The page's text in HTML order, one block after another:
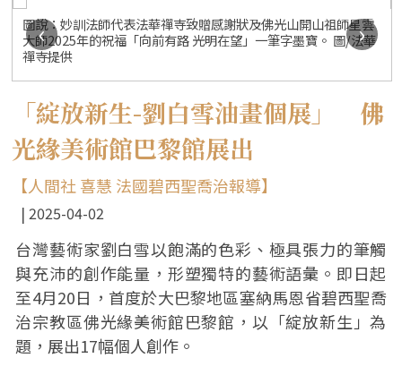
圖說：妙訓法師代表法華禪寺致贈感謝狀及佛光山開山祖師星雲
大師2025年的祝福「向前有路 光明在望」一筆字墨寶。 圖/法華
禪寺提供
‹ ›
「綻放新生-劉白雪油畫個展」 佛
光緣美術館巴黎館展出
【人間社 喜慧 法國碧西聖喬治報導】
2025-04-02
台灣藝術家劉白雪以飽滿的色彩、極具張力的筆觸
與充沛的創作能量，形塑獨特的藝術語彙。即日起
至4月20日，首度於大巴黎地區塞納馬恩省碧西聖喬
治宗教區佛光緣美術館巴黎館，以「綻放新生」為
題，展出17幅個人創作。